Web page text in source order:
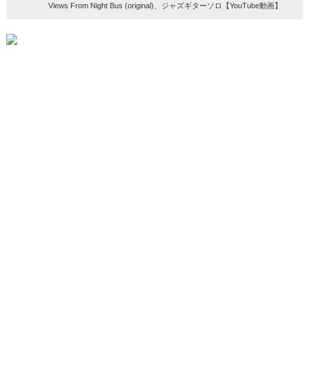
Views From Night Bus (original)、ジャズギターソロ【YouTube動画】